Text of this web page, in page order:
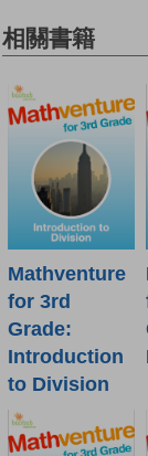
相關書籍
Mathventure
for 3rd
Grade:
Introduction
to Division